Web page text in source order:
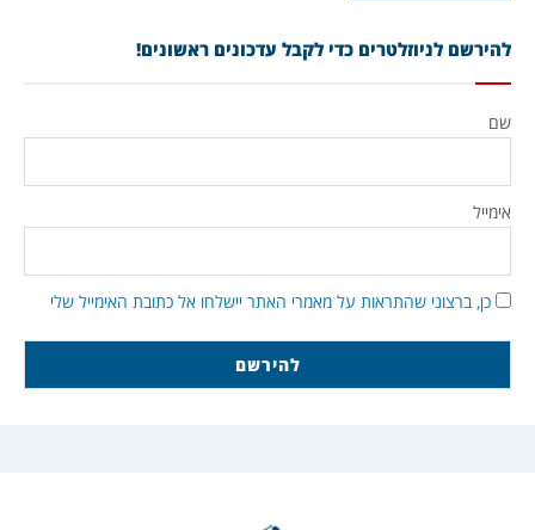
להירשם לניוזלטרים כדי לקבל עדכונים ראשונים!
שם
אימייל
כן, ברצוני שהתראות על מאמרי האתר יישלחו אל כתובת האימייל שלי